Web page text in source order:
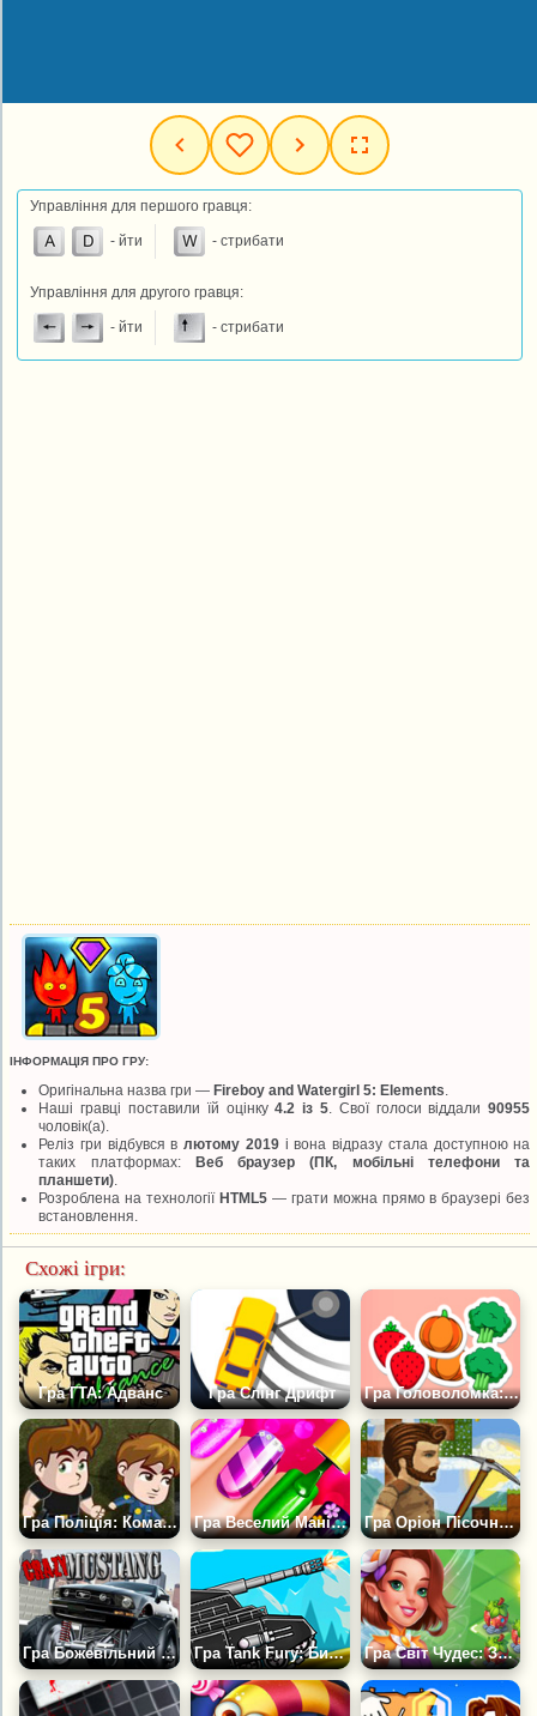
Управління для першого гравця:
- йти - стрибати
Управління для другого гравця:
- йти - стрибати
ІНФОРМАЦІЯ ПРО ГРУ:
Оригінальна назва гри —Fireboy and Watergirl 5: Elements
Наші гравці поставили їй оцінку4.2 із 5. Свої голоси віддали90955
чоловік(а).
Реліз гри відбувся влютому 2019і вона відразу стала доступною на
таких платформах: Веб браузер (ПК, мобільні телефони та
планшети)
Розроблена на технології HTML5— грати можна прямо в браузері без
встановлення.
Схожі ігри:
Гра ГТА: Адванс Гра Слінг Дрифт Гра Головоломка: Парні З'єднання 2Д
Гра Поліція: Команда порятунку Гра Веселий Манікюрний Салон для дівчаток Гра Оріон Пісочниця 2: Покращений
Гра Божевільний Мустанг Монстр Гра Tank Fury: Битва з Босом 2D Гра Світ Чудес: Злиття & Магія